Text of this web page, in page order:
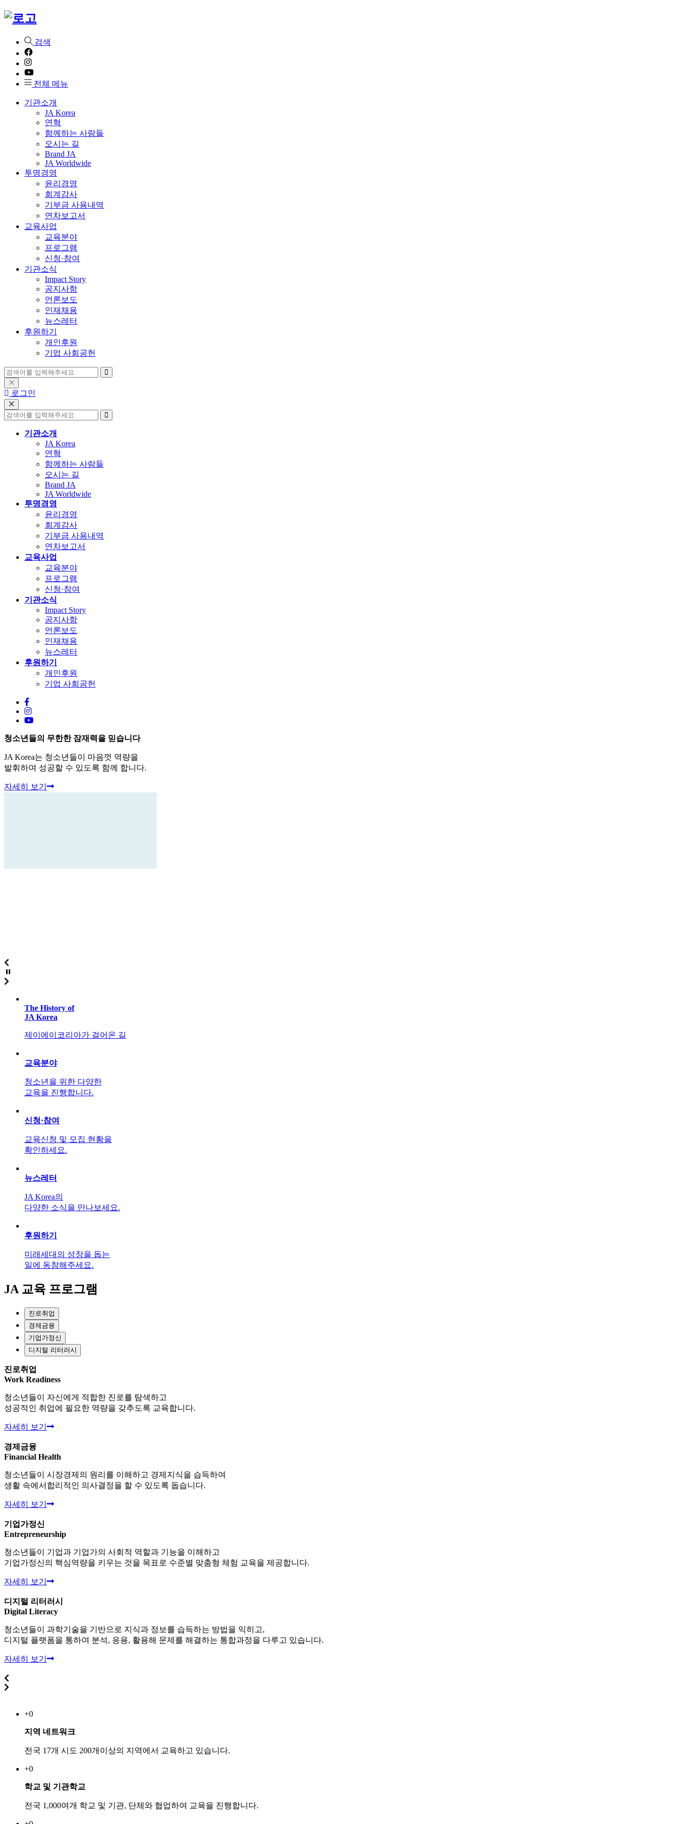
검색
전체 메뉴
기관소개
JA Korea
연혁
함께하는 사람들
오시는 길
Brand JA
JA Worldwide
투명경영
윤리경영
회계감사
기부금 사용내역
연차보고서
교육사업
교육분야
프로그램
신청·참여
기관소식
Impact Story
공지사항
언론보도
인재채용
뉴스레터
후원하기
개인후원
기업 사회공헌
로그인
기관소개
JA Korea
연혁
함께하는 사람들
오시는 길
Brand JA
JA Worldwide
투명경영
윤리경영
회계감사
기부금 사용내역
연차보고서
교육사업
교육분야
프로그램
신청·참여
기관소식
Impact Story
공지사항
언론보도
인재채용
뉴스레터
후원하기
개인후원
기업 사회공헌
청소년들의 무한한 잠재력을 믿습니다
JA Korea는 청소년들이 마음껏 역량을
발휘하며 성공할 수 있도록 함께 합니다.
자세히 보기
The History of
JA Korea
제이에이코리아가 걸어온 길
교육분야
청소년을 위한 다양한
교육을 진행합니다.
신청·참여
교육신청 및 모집 현황을
확인하세요.
뉴스레터
JA Korea의
다양한 소식을 만나보세요.
후원하기
미래세대의 성장을 돕는
일에 동참해주세요.
JA 교육 프로그램
진로취업
경제금융
기업가정신
디지털 리터러시
진로취업
Work Readiness
청소년들이 자신에게 적합한 진로를 탐색하고
성공적인 취업에 필요한 역량을 갖추도록 교육합니다.
자세히 보기
경제금융
Financial Health
청소년들이 시장경제의 원리를 이해하고 경제지식을 습득하여
생활 속에서 합리적인 의사결정을 할 수 있도록 돕습니다.
자세히 보기
기업가정신
Entrepreneurship
청소년들이 기업과 기업가의 사회적 역할과 기능을 이해하고
기업가정신의 핵심역량을 키우는 것을 목표로 수준별 맞춤형 체험 교육을 제공합니다.
자세히 보기
디지털 리터러시
Digital Literacy
청소년들이 과학기술을 기반으로 지식과 정보를 습득하는 방법을 익히고,
디지털 플랫폼을 통하여 분석, 응용, 활용해 문제를 해결하는 통합과정을 다루고 있습니다.
자세히 보기
+0
지역 네트워크
전국 17개 시도 200개이상의 지역에서 교육하고 있습니다.
+0
학교 및 기관학교
전국 1,000여개 학교 및 기관, 단체와 협업하여 교육을 진행합니다.